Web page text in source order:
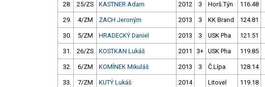
28. 25/ZS KASTNER Adam 2012 3 Horš.Týn 116.48
29. 4/ZM ZACH Jeroným 2013 3 KK Brand 124.81
30. 5/ZM HRADECKÝ Daniel 2013 3 USK Pha 121.51
31. 26/ZS KOSTKAN Lukáš 2011 3+ USK Pha 119.85
32. 6/ZM KOMÍNEK Mikuláš 2013 3 Č.Lípa 128.14
33. 7/ZM KUTÝ Lukáš 2014 Litovel 119.18